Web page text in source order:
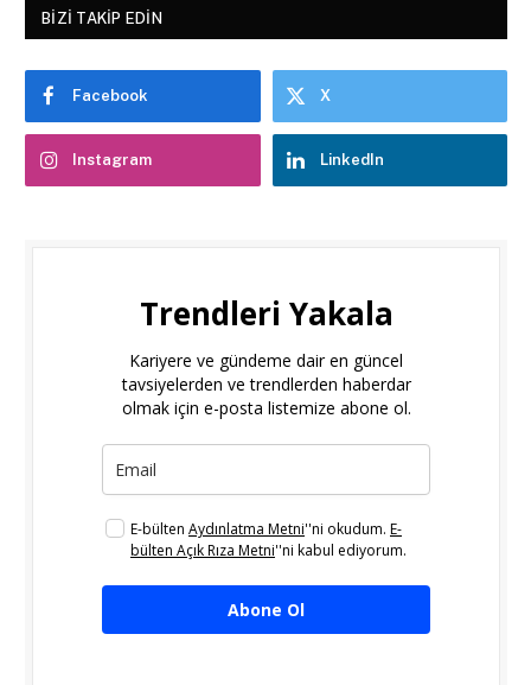
BIZI TAKIP EDIN
Facebook X
Instagram LinkedIn
Trendleri Yakala
Kariyere ve gündeme dair en güncel
tavsiyelerden ve trendlerden haberdar
olmak için e-posta listemize abone ol.
E-bülten Aydınlatma Metni''ni okudum. E-
bülten Açık Rıza Metni''ni kabul ediyorum.
Abone Ol